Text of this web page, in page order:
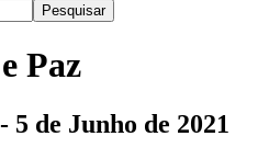
Pesquisar
Paz
de Junho de 2021